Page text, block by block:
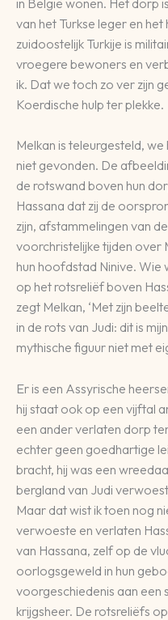
van het Turkse leger en
zuidoostelijk Turkije is
vroegere bewoners en
ik. Dat we toch zo ver zijn
Koerdische hulp ter plekke.
Melkan is teleurgesteld,
niet gevonden. De
de rotswand boven hun
Hassana dat zij de
zijn, afstammelingen van
voorchristelijke tijden over
hun hoofdstad Ninive.
op het rotsreliëf boven
zegt Melkan, ‘Met zijn
in de rots van Judi: dit is
mythische figuur niet met
Er is een Assyrische
hij staat ook op een vijftal
een ander verlaten dorp
echter geen goedhartige
bracht, hij was een
bergland van Judi
Maar dat wist ik toen nog
verwoeste en verlaten
van Hassana, zelf op de
oorlogsgeweld in hun
voorgeschiedenis aan een
krijgsheer. De rotsreliëfs